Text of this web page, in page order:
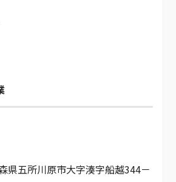
五所川原市大字湊字船越344－